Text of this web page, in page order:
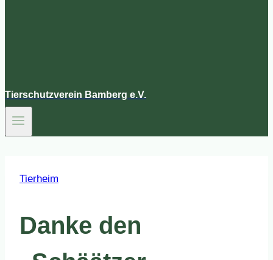
Tierschutzverein Bamberg e.V.
Tierheim
Danke den